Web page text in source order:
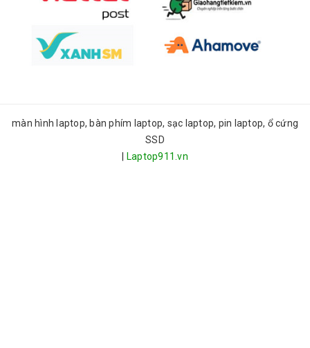
màn hình laptop, bàn phím laptop, sạc laptop, pin laptop, ổ cứng
SSD
Laptop911.vn